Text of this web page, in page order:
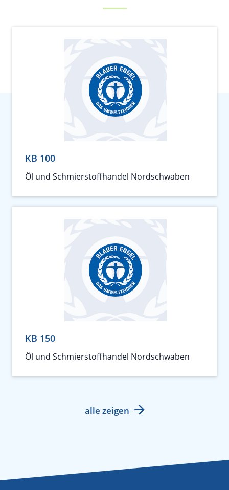
KB 100
Öl und Schmierstoffhandel Nordschwaben
KB 150
Öl und Schmierstoffhandel Nordschwaben
alle zeigen